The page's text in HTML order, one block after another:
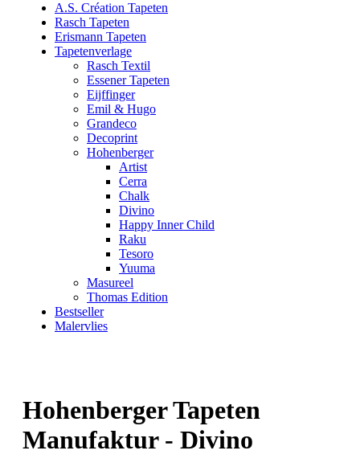
A.S. Création Tapeten
Rasch Tapeten
Erismann Tapeten
Tapetenverlage
Rasch Textil
Essener Tapeten
Eijffinger
Emil & Hugo
Grandeco
Decoprint
Hohenberger
Artist
Cerra
Chalk
Divino
Happy Inner Child
Raku
Tesoro
Yuuma
Masureel
Thomas Edition
Bestseller
Malervlies
Hohenberger Tapeten
Manufaktur - Divino